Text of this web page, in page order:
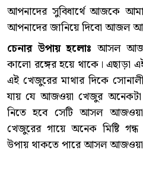
আপনাদের সুবিধার্থে আজকে
আপনাদের জানিয়ে দিবো আজল
চেনার উপায় হলোঃ আসল
কালো রঙ্গের হয়ে থাকে। এছাড়া
এই খেজুরের মাথার দিকে
যায় যে আজওয়া খেজুর
নিতে হবে সেটি আসল
খেজুরের গায়ে অনেক মিষ্টি
উপায় থাকতে পারে আসল আজওয়া